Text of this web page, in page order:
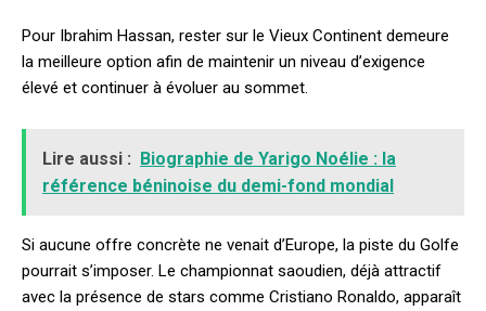
Pour Ibrahim Hassan, rester sur le Vieux Continent demeure
la meilleure option afin de maintenir un niveau d’exigence
élevé et continuer à évoluer au sommet.
Lire aussi :
Biographie de Yarigo Noélie : la
référence béninoise du demi-fond mondial
Si aucune offre concrète ne venait d’Europe, la piste du Golfe
pourrait s’imposer. Le championnat saoudien, déjà attractif
avec la présence de stars comme Cristiano Ronaldo, apparaît